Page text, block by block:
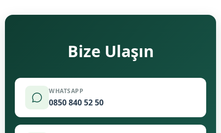
Bize Ulaşın
WHATSAPP
0850 840 52 50